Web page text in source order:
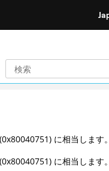
に相当します。
に相当します。